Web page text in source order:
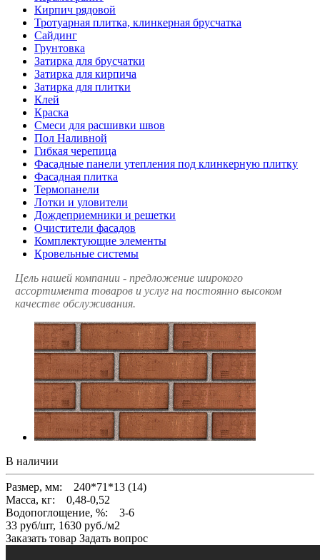
Кирпич рядовой
Тротуарная плитка, клинкерная брусчатка
Сайдинг
Грунтовка
Затирка для брусчатки
Затирка для кирпича
Затирка для плитки
Клей
Краска
Смеси для расшивки швов
Пол Наливной
Гибкая черепица
Фасадные панели утепления под клинкерную плитку
Фасадная плитка
Термопанели
Лотки и уловители
Дождеприемники и решетки
Очистители фасадов
Комплектующие элементы
Кровельные системы
Цель нашей компании - предложение широкого
ассортимента товаров и услуг на постоянно высоком
качестве обслуживания.
В наличии
Размер, мм: 240*71*13 (14)
Масса, кг: 0,48-0,52
Водопоглощение, %: 3-6
33 руб/шт, 1630 руб./м2
Заказать товар Задать вопрос